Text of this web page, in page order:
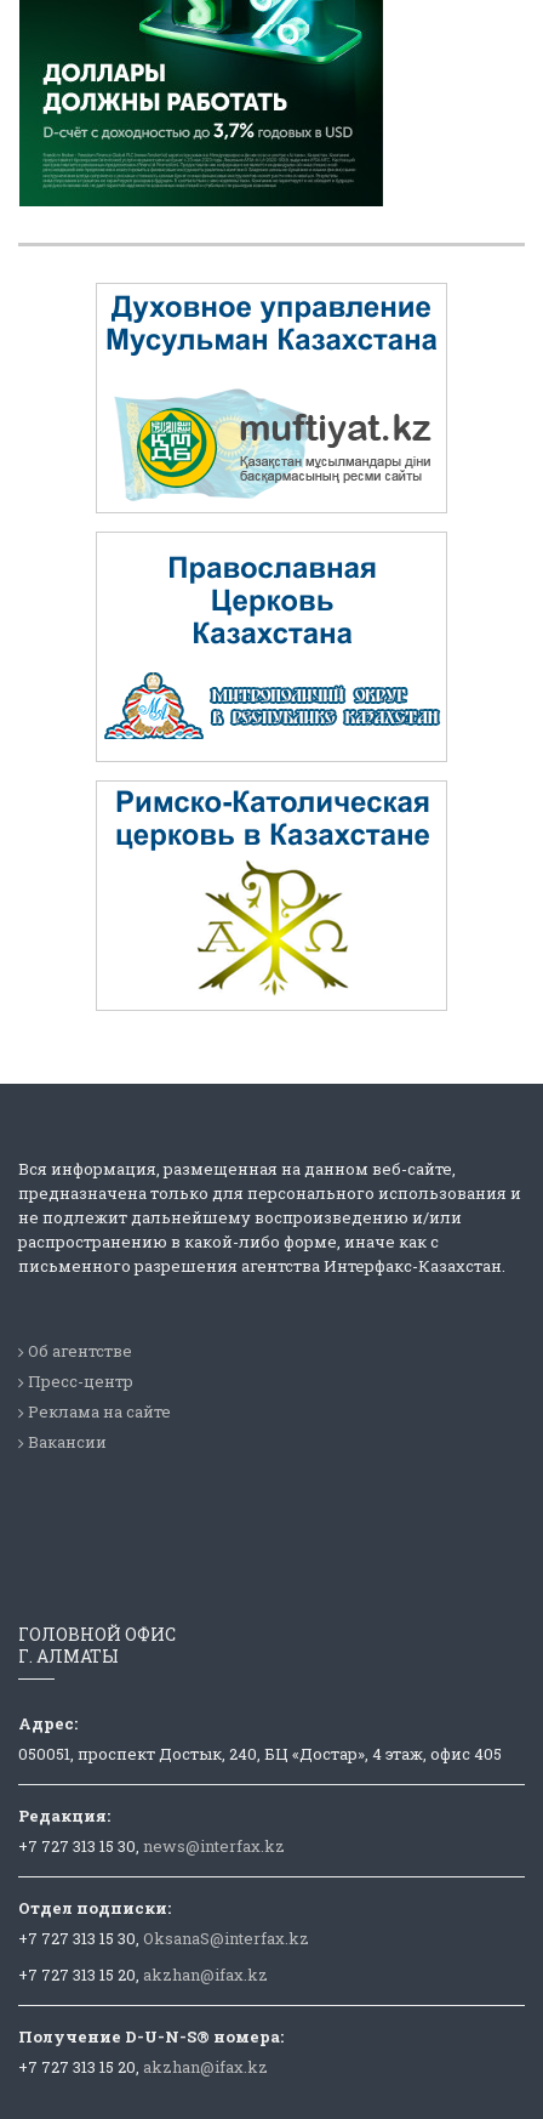
Вся информация, размещенная на данном веб-сайте,
предназначена только для персонального использования и
не подлежит дальнейшему воспроизведению и/или
распространению в какой-либо форме, иначе как с
письменного разрешения агентства Интерфакс-Казахстан.
Об агентстве
Пресс-центр
Реклама на сайте
Вакансии
ГОЛОВНОЙ ОФИС
Г. АЛМАТЫ
Адрес:
050051, проспект Достык, 240, БЦ «Достар», 4 этаж, офис 405
Редакция:
+7 727 313 15 30, news@interfax.kz
Отдел подписки:
+7 727 313 15 30, OksanaS@interfax.kz
+7 727 313 15 20, akzhan@ifax.kz
Получение D-U-N-S® номера:
+7 727 313 15 20, akzhan@ifax.kz